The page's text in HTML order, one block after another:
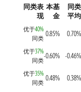
同类表
现
本基
金
同类
平均
优于40%
同类
0.85% 0.70%
优于37%
同类
-0.60% -0.46%
优于35%
同类
0.48% 0.38%